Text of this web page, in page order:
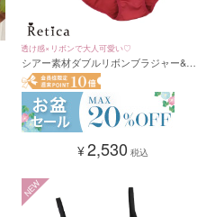
透け感×リボンで大人可愛い♡
シアー素材ダブルリボンブラジャー&シ
ョーツセット(レッド)(A～F/65～80)
¥2,530 税込
NEW